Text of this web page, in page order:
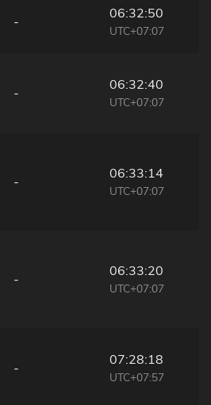
-
06:32:50
UTC+07:07
-
06:32:40
UTC+07:07
-
06:33:14
UTC+07:07
-
06:33:20
UTC+07:07
-
07:28:18
UTC+07:57